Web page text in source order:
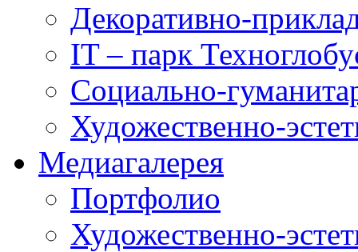
Декоративно-
IT – парк
Социально-
Художественно-
Медиагалерея
Портфолио
Художественно-